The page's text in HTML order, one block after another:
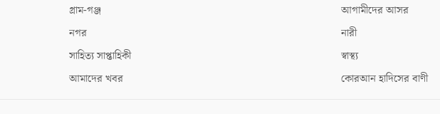
গ্রাম-গঞ্জ
নগর
সাহিত্য সাপ্তাহিকী
আমাদের খবর
আগামীদের আসর
নারী
স্বাস্থ্য
কোরআন হাদিসের বাণী